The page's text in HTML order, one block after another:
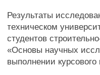
Результаты
техническом
студентов
«Основы научных
выполнении